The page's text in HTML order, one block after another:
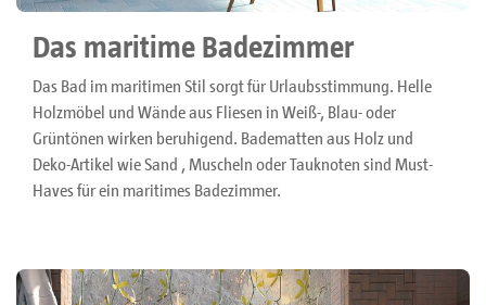
Das maritime Badezimmer
Das Bad im maritimen Stil sorgt für Urlaubsstimmung. Helle
Holzmöbel und Wände aus Fliesen in Weiß-, Blau- oder
Grüntönen wirken beruhigend. Badematten aus Holz und
Deko-Artikel wie Sand , Muscheln oder Tauknoten sind Must-
Haves für ein maritimes Badezimmer.